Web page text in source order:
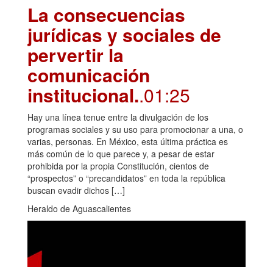
La consecuencias
jurídicas y sociales de
pervertir la
comunicación
institucional..01:25
Hay una línea tenue entre la divulgación de los
programas sociales y su uso para promocionar a una, o
varias, personas. En México, esta última práctica es
más común de lo que parece y, a pesar de estar
prohibida por la propia Constitución, cientos de
“prospectos” o “precandidatos” en toda la república
buscan evadir dichos […]
Heraldo de Aguascalientes